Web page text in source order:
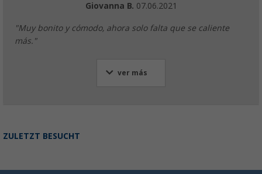
Giovanna B. 07.06.2021
"Muy bonito y cómodo, ahora solo falta que se caliente
más."
ver más
ZULETZT BESUCHT